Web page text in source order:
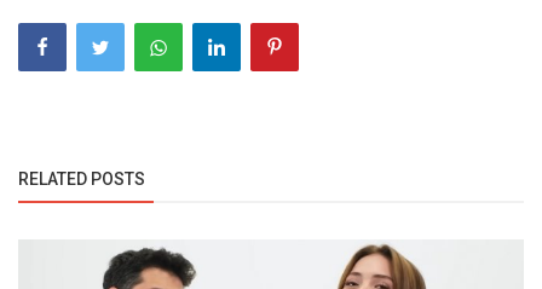
RELATED POSTS